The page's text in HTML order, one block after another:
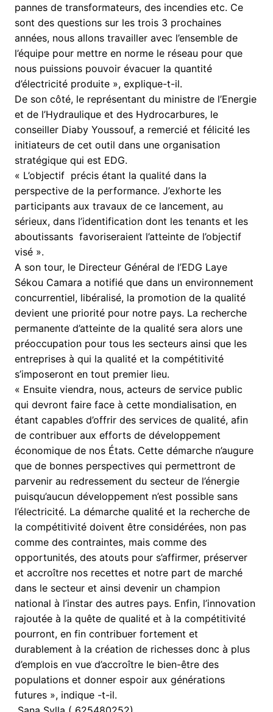
pannes de transformateurs, des incendies etc. Ce
sont des questions sur les trois 3 prochaines
années, nous allons travailler avec l’ensemble de
l’équipe pour mettre en norme le réseau pour que
nous puissions pouvoir évacuer la quantité
d’électricité produite », explique-t-il.
De son côté, le représentant du ministre de l’Energie
et de l’Hydraulique et des Hydrocarbures, le
conseiller Diaby Youssouf, a remercié et félicité les
initiateurs de cet outil dans une organisation
stratégique qui est EDG.
« L’objectif précis étant la qualité dans la
perspective de la performance. J’exhorte les
participants aux travaux de ce lancement, au
sérieux, dans l’identification dont les tenants et les
aboutissants favoriseraient l’atteinte de l’objectif
visé ».
A son tour, le Directeur Général de l’EDG Laye
Sékou Camara a notifié que dans un environnement
concurrentiel, libéralisé, la promotion de la qualité
devient une priorité pour notre pays. La recherche
permanente d’atteinte de la qualité sera alors une
préoccupation pour tous les secteurs ainsi que les
entreprises à qui la qualité et la compétitivité
s’imposeront en tout premier lieu.
« Ensuite viendra, nous, acteurs de service public
qui devront faire face à cette mondialisation, en
étant capables d’offrir des services de qualité, afin
de contribuer aux efforts de développement
économique de nos États. Cette démarche n’augure
que de bonnes perspectives qui permettront de
parvenir au redressement du secteur de l’énergie
puisqu’aucun développement n’est possible sans
l’électricité. La démarche qualité et la recherche de
la compétitivité doivent être considérées, non pas
comme des contraintes, mais comme des
opportunités, des atouts pour s’affirmer, préserver
et accroître nos recettes et notre part de marché
dans le secteur et ainsi devenir un champion
national à l’instar des autres pays. Enfin, l’innovation
rajoutée à la quête de qualité et à la compétitivité
pourront, en fin contribuer fortement et
durablement à la création de richesses donc à plus
d’emplois en vue d’accroître le bien-être des
populations et donner espoir aux générations
futures », indique -t-il.